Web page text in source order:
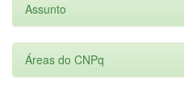
Assunto
Áreas do CNPq